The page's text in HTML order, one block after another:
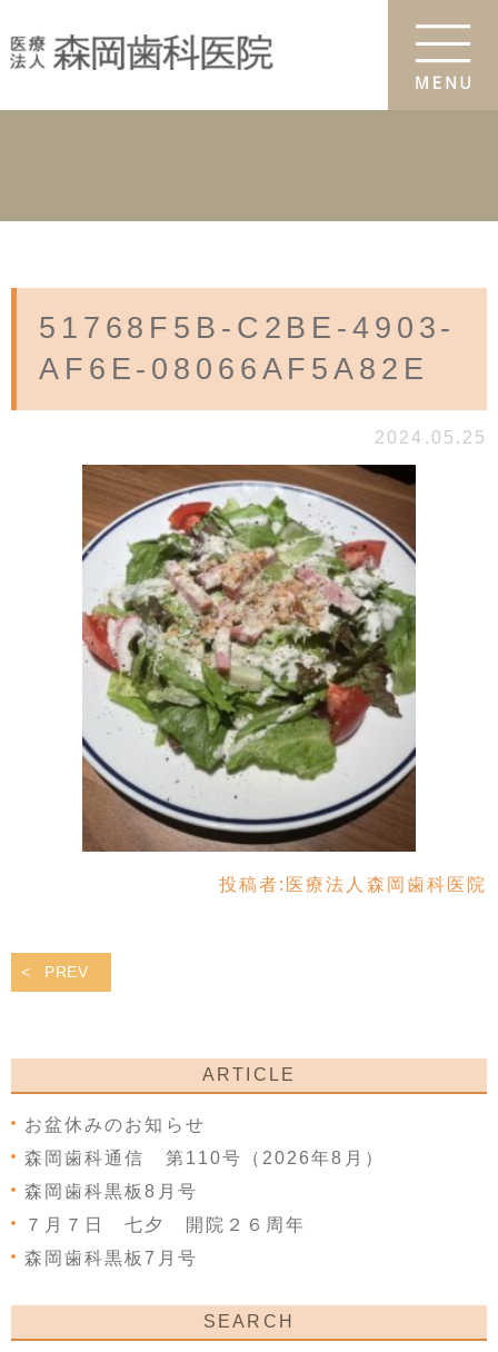
51768F5B-C2BE-4903-
AF6E-08066AF5A82E
2024.05.25
投稿者: 医療法人森岡歯科医院
PREV
ARTICLE
お盆休みのお知らせ
森岡歯科通信 第110号（2026年8月）
森岡歯科黒板8月号
７月７日 七夕 開院２６周年
森岡歯科黒板7月号
SEARCH